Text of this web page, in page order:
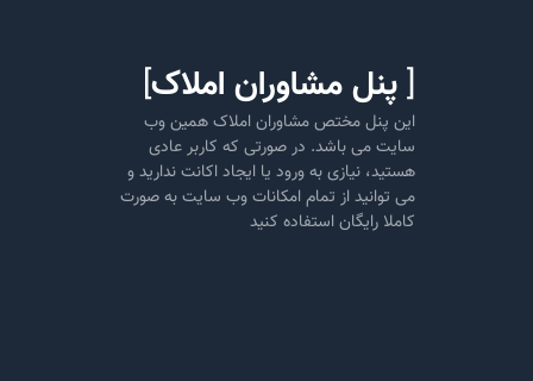
[پنل مشاوران املاک]
این پنل مختص مشاوران املاک همین وب
سایت می باشد. در صورتی که کاربر عادی
هستید، نیازی به ورود یا ایجاد اکانت ندارید و
می توانید از تمام امکانات وب سایت به صورت
کاملا رایگان استفاده کنید